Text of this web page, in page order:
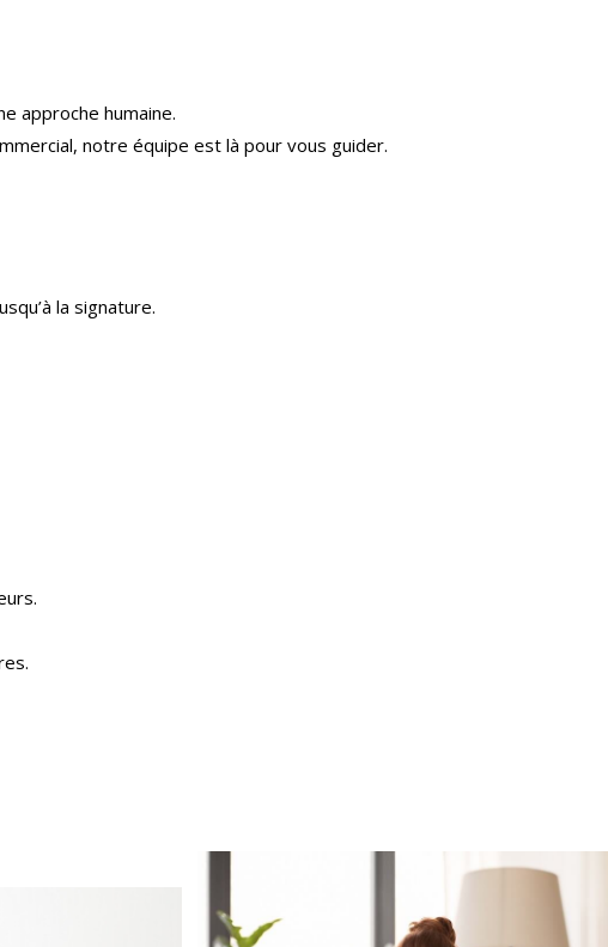
approche humaine.
notre équipe est là pour vous guider.
la signature.